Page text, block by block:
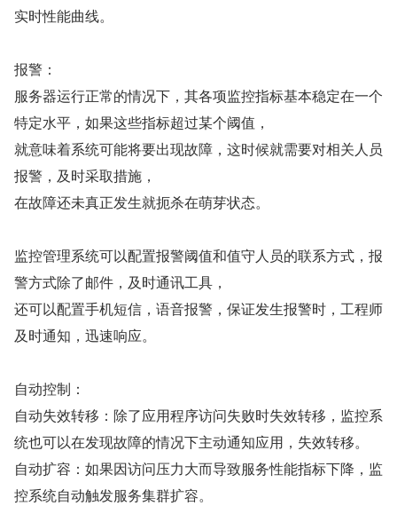
实时性能曲线。
报警：
服务器运行正常的情况下，其各项监控指标基本稳定在一个
特定水平，如果这些指标超过某个阈值，
就意味着系统可能将要出现故障，这时候就需要对相关人员
报警，及时采取措施，
在故障还未真正发生就扼杀在萌芽状态。
监控管理系统可以配置报警阈值和值守人员的联系方式，报
警方式除了邮件，及时通讯工具，
还可以配置手机短信，语音报警，保证发生报警时，工程师
及时通知，迅速响应。
自动控制：
自动失效转移：除了应用程序访问失败时失效转移，监控系
统也可以在发现故障的情况下主动通知应用，失效转移。
自动扩容：如果因访问压力大而导致服务性能指标下降，监
控系统自动触发服务集群扩容。